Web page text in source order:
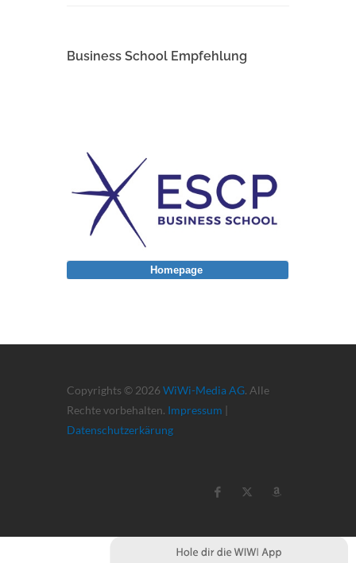
Business School Empfehlung
Copyrights © 2026 WiWi-Media AG. Alle
Rechte vorbehalten. Impressum |
Datenschutzerkärung
Homepage